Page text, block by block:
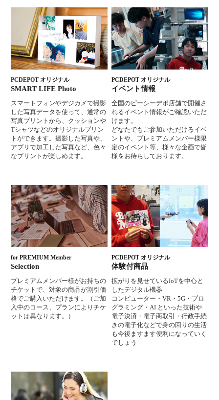
PCDEPOT オリジナル
SMART LIFE Photo
スマートフォンやデジカメで撮影
した写真データを使って、通常の
写真プリントから、クッションや
Tシャツなどのオリジナルプリン
トができます。撮影した写真や、
アプリで加工した写真など、色々
なプリントが楽しめます。
PCDEPOT オリジナル
イベント情報
全国のピーシーデポ店舗で開催さ
れるイベント情報がご確認いただ
けます。
どなたでもご参加いただけるイベ
ントや、プレミアムメンバー様限
定のイベント等、様々な企画で皆
様をお待ちしております。
for PREMIUM Member
Selection
プレミアムメンバー様がお持ちの
チケットで、対象の商品が割引価
格でご購入いただけます。（ご加
入中のコース、プランによりチケ
ットは異なります。）
PCDEPOT オリジナル
体験付商品
拡がりを見せているIoTを中心と
したデジタル機器
コンピューター・VR・5G・プロ
グラミング・AI といった技術や
電子決済・電子商取引・行政手続
きの電子化などで身の回りの生活
も今後ますます便利になっていく
でしょう